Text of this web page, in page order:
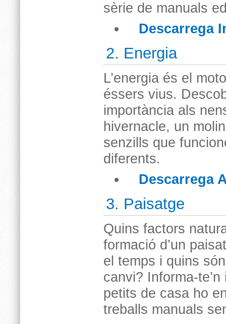
sèrie de manuals
Descarrega
2. Energia
L’energia és el
éssers vius.
importància als
hivernacle, un
senzills que
diferents.
Descarrega
3. Paisatge
Quins factors
formació d’un
el temps i quins
canvi? Informa-
petits de casa ho
treballs manuals